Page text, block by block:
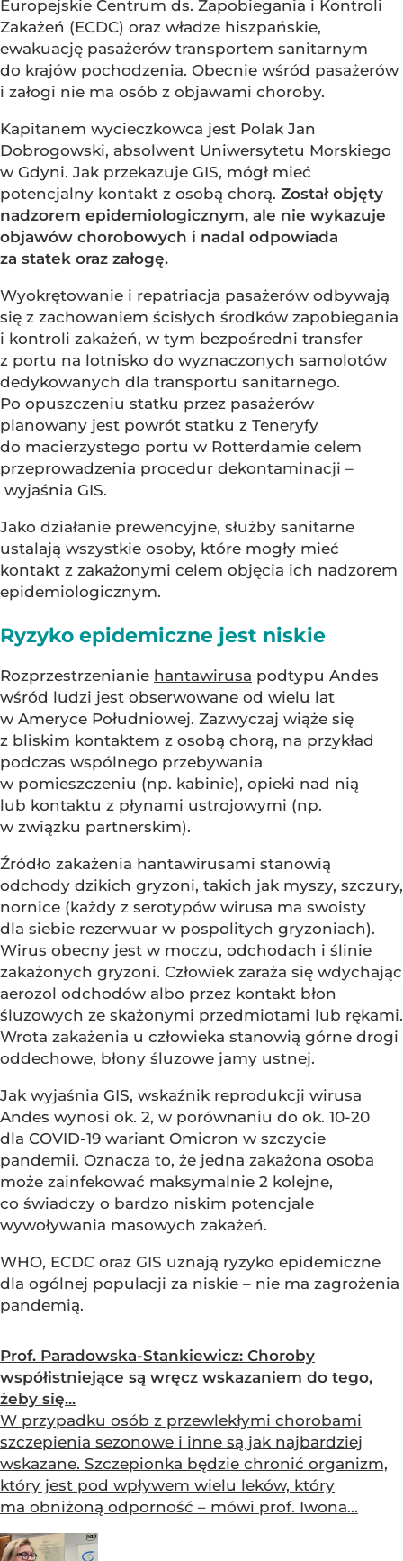
Europejskie Centrum ds. Zapobiegania i Kontroli
Zakażeń (ECDC) oraz władze hiszpańskie,
ewakuację pasażerów transportem sanitarnym
do krajów pochodzenia. Obecnie wśród pasażerów
i załogi nie ma osób z objawami choroby.
Kapitanem wycieczkowca jest Polak Jan
Dobrogowski, absolwent Uniwersytetu Morskiego
w Gdyni. Jak przekazuje GIS, mógł mieć
potencjalny kontakt z osobą chorą. Został objęty
nadzorem epidemiologicznym, ale nie wykazuje
objawów chorobowych i nadal odpowiada
za statek oraz załogę.
Wyokrętowanie i repatriacja pasażerów odbywają
się z zachowaniem ścisłych środków zapobiegania
i kontroli zakażeń, w tym bezpośredni transfer
z portu na lotnisko do wyznaczonych samolotów
dedykowanych dla transportu sanitarnego.
Po opuszczeniu statku przez pasażerów
planowany jest powrót statku z Teneryfy
do macierzystego portu w Rotterdamie celem
przeprowadzenia procedur dekontaminacji –
wyjaśnia GIS.
Jako działanie prewencyjne, służby sanitarne
ustalają wszystkie osoby, które mogły mieć
kontakt z zakażonymi celem objęcia ich nadzorem
epidemiologicznym.
Ryzyko epidemiczne jest niskie
Rozprzestrzenianie hantawirusa podtypu Andes
wśród ludzi jest obserwowane od wielu lat
w Ameryce Południowej. Zazwyczaj wiąże się
z bliskim kontaktem z osobą chorą, na przykład
podczas wspólnego przebywania
w pomieszczeniu (np. kabinie), opieki nad nią
lub kontaktu z płynami ustrojowymi (np.
w związku partnerskim).
Źródło zakażenia hantawirusami stanowią
odchody dzikich gryzoni, takich jak myszy, szczury,
nornice (każdy z serotypów wirusa ma swoisty
dla siebie rezerwuar w pospolitych gryzoniach).
Wirus obecny jest w moczu, odchodach i ślinie
zakażonych gryzoni. Człowiek zaraża się wdychając
aerozol odchodów albo przez kontakt błon
śluzowych ze skażonymi przedmiotami lub rękami.
Wrota zakażenia u człowieka stanowią górne drogi
oddechowe, błony śluzowe jamy ustnej.
Jak wyjaśnia GIS, wskaźnik reprodukcji wirusa
Andes wynosi ok. 2, w porównaniu do ok. 10-20
dla COVID-19 wariant Omicron w szczycie
pandemii. Oznacza to, że jedna zakażona osoba
może zainfekować maksymalnie 2 kolejne,
co świadczy o bardzo niskim potencjale
wywoływania masowych zakażeń.
WHO, ECDC oraz GIS uznają ryzyko epidemiczne
dla ogólnej populacji za niskie – nie ma zagrożenia
pandemią.
Prof. Paradowska-Stankiewicz: Choroby
współistniejące są wręcz wskazaniem do tego,
żeby się...
W przypadku osób z przewlekłymi chorobami
szczepienia sezonowe i inne są jak najbardziej
wskazane. Szczepionka będzie chronić organizm,
który jest pod wpływem wielu leków, który
ma obniżoną odporność – mówi prof. Iwona...